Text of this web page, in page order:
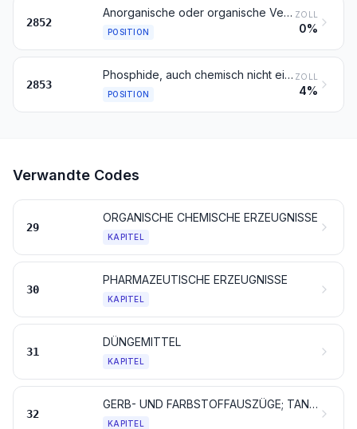
2852
Anorganische oder organische Verbindungen von Quecksilber, auch chemisch nicht einheitlich, ausgenommen Amalgame
POSITION
ZOLL
0%
2853
Phosphide, auch chemisch nicht einheitlich, ausgenommen Ferrophosphor; andere anorganische Verbindungen (einschließlich destilliertes Wasser oder Leitfähigkeitswasser und Wasser von gleicher Reinheit); flüssige Luft (einschließlich von Edelgasen befreite flüssige Luft); Pressluft; Amalgame von anderen Metallen als Edelmetallen
POSITION
ZOLL
4%
Verwandte Codes
29
ORGANISCHE CHEMISCHE ERZEUGNISSE
KAPITEL
30
PHARMAZEUTISCHE ERZEUGNISSE
KAPITEL
31
DÜNGEMITTEL
KAPITEL
32
GERB- UND FARBSTOFFAUSZÜGE; TANNINE UND IHRE DERIVATE; FARBSTOFFE, PIGMENTE UND ANDERE FARBMITTEL; ANSTRICHFARBEN UND LACKE; KITTE; TINTEN
KAPITEL